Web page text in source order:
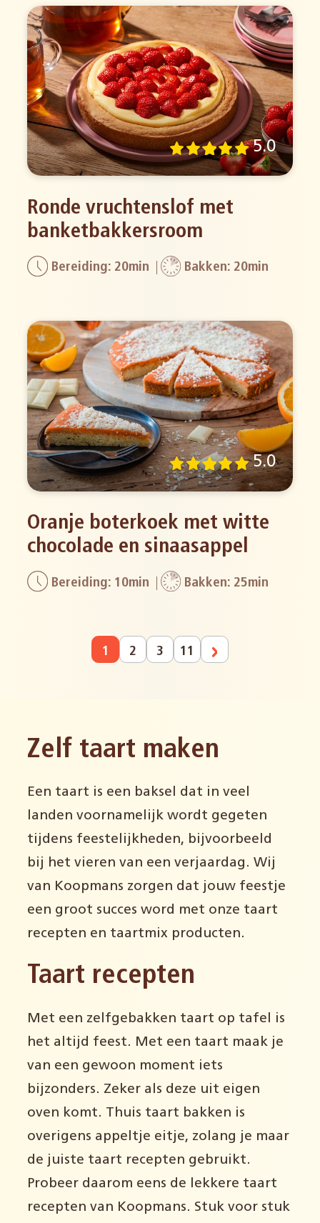
5.0
Ronde vruchtenslof met
banketbakkersroom
Bereiding: 20min Bakken: 20min
5.0
Oranje boterkoek met witte
chocolade en sinaasappel
Bereiding: 10min Bakken: 25min
1 2 3 11
Zelf taart maken
Een taart is een baksel dat in veel
landen voornamelijk wordt gegeten
tijdens feestelijkheden, bijvoorbeeld
bij het vieren van een verjaardag. Wij
van Koopmans zorgen dat jouw feestje
een groot succes word met onze taart
recepten en taartmix producten.
Taart recepten
Met een zelfgebakken taart op tafel is
het altijd feest. Met een taart maak je
van een gewoon moment iets
bijzonders. Zeker als deze uit eigen
oven komt. Thuis taart bakken is
overigens appeltje eitje, zolang je maar
de juiste taart recepten gebruikt.
Probeer daarom eens de lekkere taart
recepten van Koopmans. Stuk voor stuk